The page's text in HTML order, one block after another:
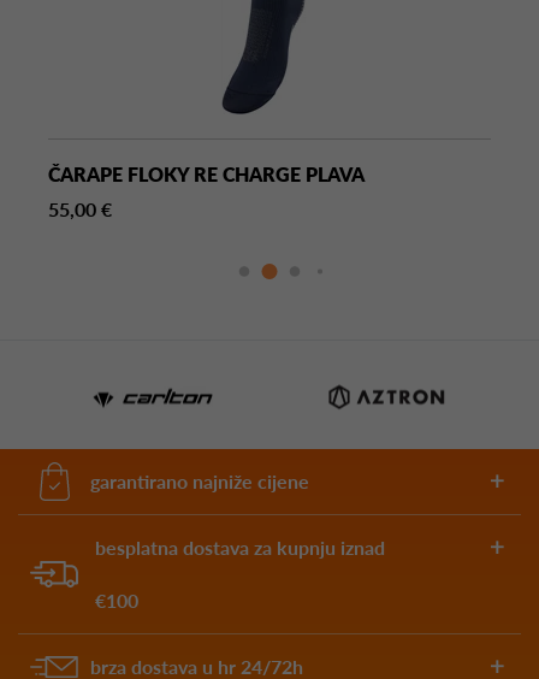
ČARAPE FLOKY RE CHARGE PLAVA
55,00 €
garantirano najniže cijene
besplatna dostava za kupnju iznad
€100
brza dostava u hr 24/72h